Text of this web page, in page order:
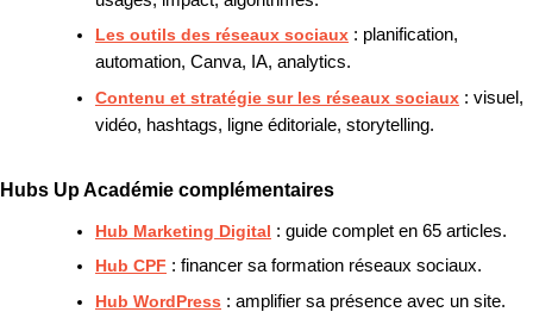
Les outils des réseaux sociaux : planification,
automation, Canva, IA, analytics.
Contenu et stratégie sur les réseaux sociaux : visuel,
vidéo, hashtags, ligne éditoriale, storytelling.
Hubs Up Académie complémentaires
Hub Marketing Digital : guide complet en 65 articles.
Hub CPF : financer sa formation réseaux sociaux.
Hub WordPress : amplifier sa présence avec un site.